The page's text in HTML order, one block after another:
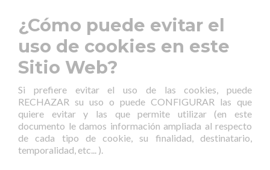
¿Cómo puede evitar el
uso de cookies en este
Sitio Web?
Si prefiere evitar el uso de las cookies, puede
RECHAZAR su uso o puede CONFIGURAR las que
quiere evitar y las que permite utilizar (en este
documento le damos información ampliada al respecto
de cada tipo de cookie, su finalidad, destinatario,
temporalidad, etc... ).